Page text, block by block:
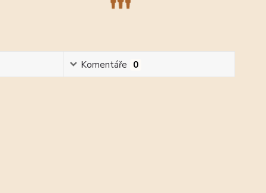
Komentáře 0